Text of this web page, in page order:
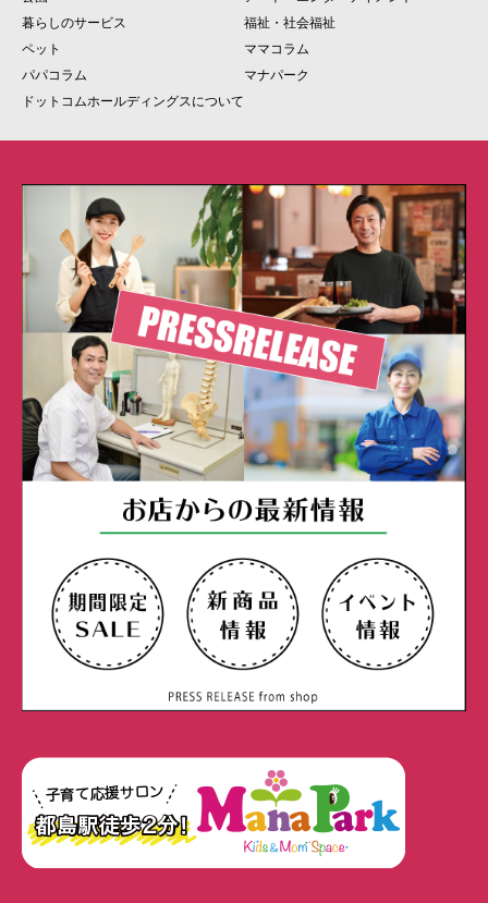
暮らしのサービス
福祉・社会福祉
ペット
ママコラム
パパコラム
マナパーク
ドットコムホールディングスについて